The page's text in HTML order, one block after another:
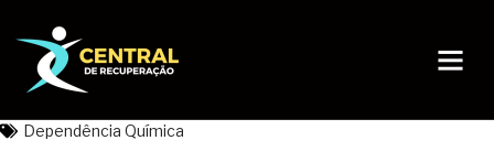
Dependência Química